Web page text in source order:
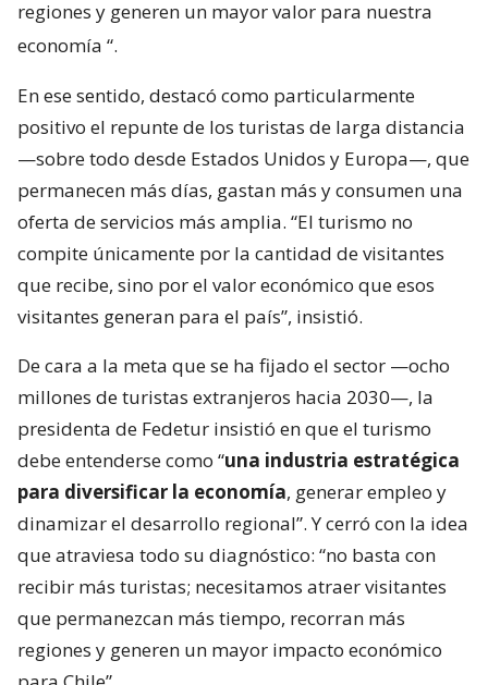
regiones y generen un mayor valor para nuestra
economía “.
En ese sentido, destacó como particularmente
positivo el repunte de los turistas de larga distancia
—sobre todo desde Estados Unidos y Europa—, que
permanecen más días, gastan más y consumen una
oferta de servicios más amplia. “El turismo no
compite únicamente por la cantidad de visitantes
que recibe, sino por el valor económico que esos
visitantes generan para el país”, insistió.
De cara a la meta que se ha fijado el sector —ocho
millones de turistas extranjeros hacia 2030—, la
presidenta de Fedetur insistió en que el turismo
debe entenderse como “una industria estratégica
para diversificar la economía, generar empleo y
dinamizar el desarrollo regional”. Y cerró con la idea
que atraviesa todo su diagnóstico: “no basta con
recibir más turistas; necesitamos atraer visitantes
que permanezcan más tiempo, recorran más
regiones y generen un mayor impacto económico